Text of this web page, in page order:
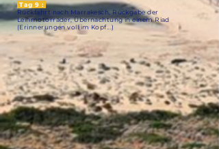
Tag 9 :
Rückfahrt nach Marrakesch, Rückgabe der
Leihmotorräder, Übernachtung in einem Riad
(Erinnerungen voll im Kopf...)